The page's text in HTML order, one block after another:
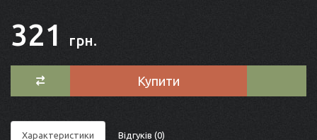
321 грн.
Купити
Характеристики Відгуків (0)